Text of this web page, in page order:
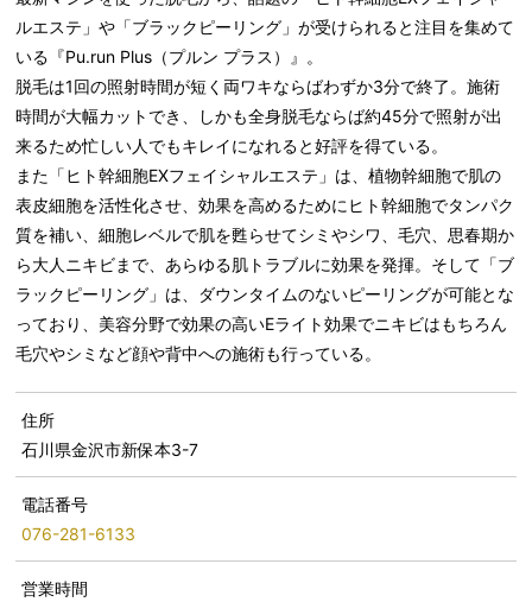
ルエステ」や「ブラックピーリング」が受けられると注目を集めて
いる『Pu.run Plus（プルン プラス）』。
脱毛は1回の照射時間が短く両ワキならばわずか3分で終了。施術
時間が大幅カットでき、しかも全身脱毛ならば約45分で照射が出
来るため忙しい人でもキレイになれると好評を得ている。
また「ヒト幹細胞EXフェイシャルエステ」は、植物幹細胞で肌の
表皮細胞を活性化させ、効果を高めるためにヒト幹細胞でタンパク
質を補い、細胞レベルで肌を甦らせてシミやシワ、毛穴、思春期か
ら大人ニキビまで、あらゆる肌トラブルに効果を発揮。そして「ブ
ラックピーリング」は、ダウンタイムのないピーリングが可能とな
っており、美容分野で効果の高いEライト効果でニキビはもちろん
毛穴やシミなど顔や背中への施術も行っている。
住所
石川県金沢市新保本3-7
電話番号
076-281-6133
営業時間